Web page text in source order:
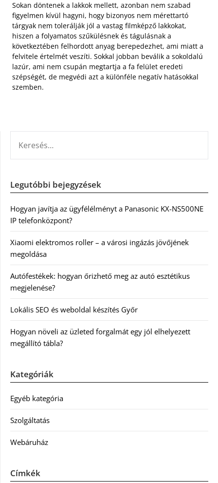
Sokan döntenek a lakkok mellett, azonban nem szabad
figyelmen kívül hagyni, hogy bizonyos nem mérettartó
tárgyak nem tolerálják jól a vastag filmképző lakkokat,
hiszen a folyamatos szűkülésnek és tágulásnak a
következtében felhordott anyag berepedezhet, ami miatt a
felvitele értelmét veszíti. Sokkal jobban beválik a sokoldalú
lazúr, ami nem csupán megtartja a fa felület eredeti
szépségét, de megvédi azt a különféle negatív hatásokkal
szemben.
Legutóbbi bejegyzések
Hogyan javítja az ügyfélélményt a Panasonic KX-NS500NE
IP telefonközpont?
Xiaomi elektromos roller – a városi ingázás jövőjének
megoldása
Autófestékek: hogyan őrizhető meg az autó esztétikus
megjelenése?
Lokális SEO és weboldal készítés Győr
Hogyan növeli az üzleted forgalmát egy jól elhelyezett
megállító tábla?
Kategóriák
Egyéb kategória
Szolgáltatás
Webáruház
Címkék